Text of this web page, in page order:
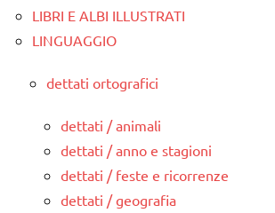
LIBRI E ALBI ILLUSTRATI
LINGUAGGIO
dettati ortografici
dettati / animali
dettati / anno e stagioni
dettati / feste e ricorrenze
dettati / geografia